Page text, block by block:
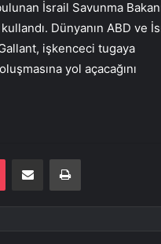
İsrail Savunma
Dünyanın ABD ve
işkenceci tugaya
yol açacağını
Pocket E-Posta ile paylaş Yazdır